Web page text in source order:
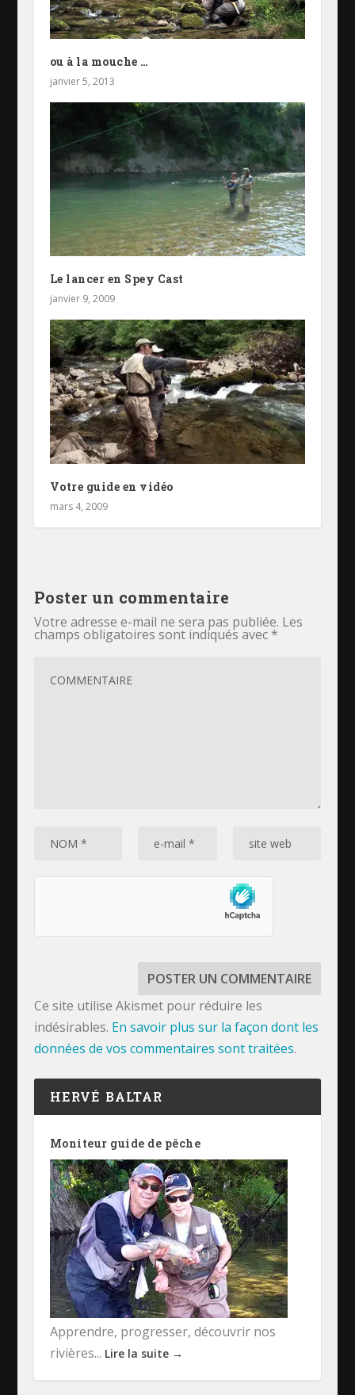
ou à la mouche …
janvier 5, 2013
Le lancer en Spey Cast
janvier 9, 2009
Votre guide en vidéo
mars 4, 2009
Poster un commentaire
Votre adresse e-mail ne sera pas publiée. Les
champs obligatoires sont indiqués avec *
Ce site utilise Akismet pour réduire les
indésirables. En savoir plus sur la façon dont les
données de vos commentaires sont traitées.
HERVÉ BALTAR
Moniteur guide de pêche
Apprendre, progresser, découvrir nos
rivières... Lire la suite →